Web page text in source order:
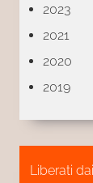
2023
2021
2020
2019
Liberati